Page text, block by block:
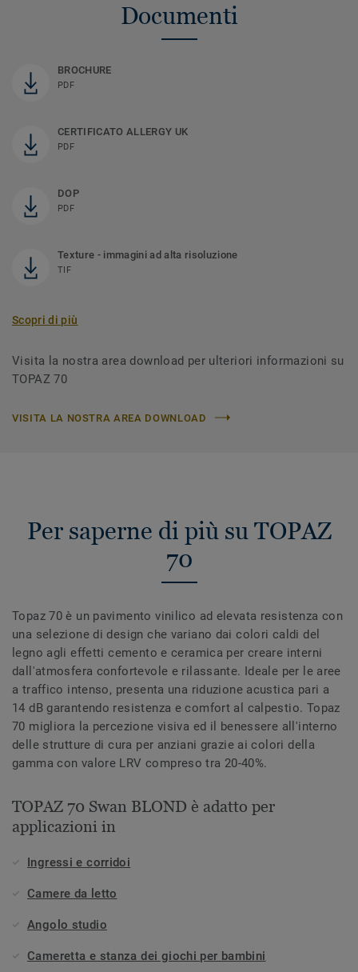
Documenti
BROCHURE
PDF
CERTIFICATO ALLERGY UK
PDF
DOP
PDF
Texture - immagini ad alta risoluzione
TIF
Scopri di più
Visita la nostra area download per ulteriori informazioni su
TOPAZ 70
VISITA LA NOSTRA AREA DOWNLOAD
Per saperne di più su TOPAZ
70
Topaz 70 è un pavimento vinilico ad elevata resistenza con
una selezione di design che variano dai colori caldi del
legno agli effetti cemento e ceramica per creare interni
dall'atmosfera confortevole e rilassante. Ideale per le aree
a traffico intenso, presenta una riduzione acustica pari a
14 dB garantendo resistenza e comfort al calpestio. Topaz
70 migliora la percezione visiva ed il benessere all'interno
delle strutture di cura per anziani grazie ai colori della
gamma con valore LRV compreso tra 20-40%.
TOPAZ 70 Swan BLOND è adatto per
applicazioni in
Ingressi e corridoi
Camere da letto
Angolo studio
Cameretta e stanza dei giochi per bambini